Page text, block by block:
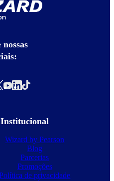
Institucional
Wizard by Pearson
Blog
Parcerias
Promoções
de privacidade